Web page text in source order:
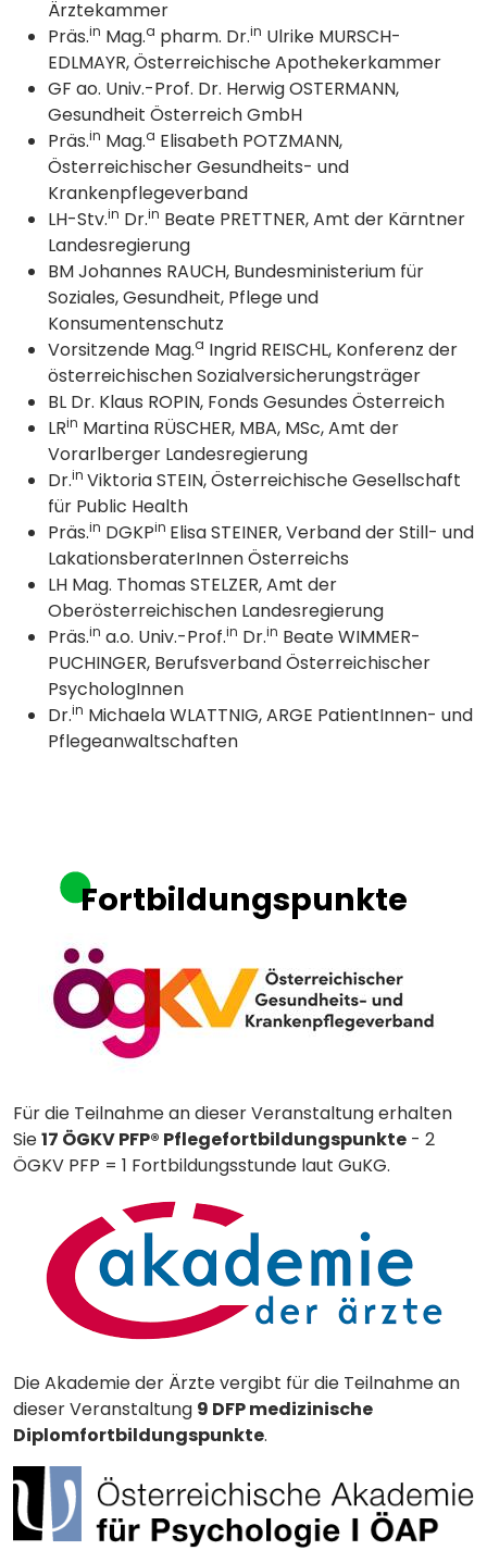
Ärztekammer
Präs.in Mag.a pharm. Dr.in Ulrike MURSCH-
EDLMAYR, Österreichische Apothekerkammer
GF ao. Univ.-Prof. Dr. Herwig OSTERMANN,
Gesundheit Österreich GmbH
Präs.in Mag.a Elisabeth POTZMANN,
Österreichischer Gesundheits- und
Krankenpflegeverband
LH-Stv.in Dr.in Beate PRETTNER, Amt der Kärntner
Landesregierung
BM Johannes RAUCH, Bundesministerium für
Soziales, Gesundheit, Pflege und
Konsumentenschutz
Vorsitzende Mag.a Ingrid REISCHL, Konferenz der
österreichischen Sozialversicherungsträger
BL Dr. Klaus ROPIN, Fonds Gesundes Österreich
LRin Martina RÜSCHER, MBA, MSc, Amt der
Vorarlberger Landesregierung
Dr.in Viktoria STEIN, Österreichische Gesellschaft
für Public Health
Präs.in DGKPin Elisa STEINER, Verband der Still- und
LakationsberaterInnen Österreichs
LH Mag. Thomas STELZER, Amt der
Oberösterreichischen Landesregierung
Präs.in a.o. Univ.-Prof.in Dr.in Beate WIMMER-
PUCHINGER, Berufsverband Österreichischer
PsychologInnen
Dr.in Michaela WLATTNIG, ARGE PatientInnen- und
Pflegeanwaltschaften
Fortbildungspunkte
Für die Teilnahme an dieser Veranstaltung erhalten
Sie17 ÖGKV PFP® Pflegefortbildungspunkte - 2
ÖGKV PFP = 1 Fortbildungsstunde laut GuKG.
Die Akademie der Ärzte vergibt für die Teilnahme an
dieser Veranstaltung 9 DFP medizinische
Diplomfortbildungspunkte.